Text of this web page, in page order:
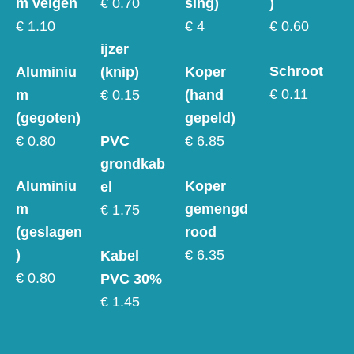
€ 1.10
Aluminiu
m
(gegoten)
€ 0.80
Aluminiu
m
(geslagen
)
€ 0.80
€ 0.70
ijzer
(knip)
€ 0.15
PVC
grondkab
el
€ 1.75
Kabel
PVC 30%
€ 1.45
€ 4
Koper
(hand
gepeld)
€ 6.85
Koper
gemengd
rood
€ 6.35
€ 0.60
Schroot
€ 0.11